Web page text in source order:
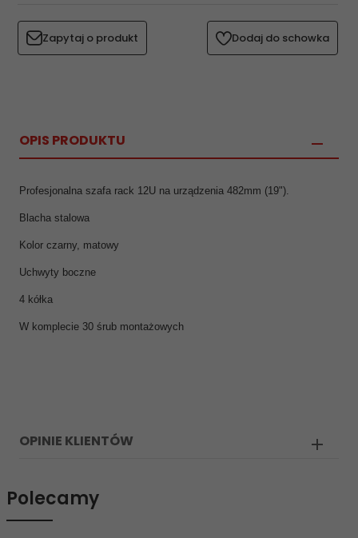
Zapytaj o produkt Dodaj do schowka
OPIS PRODUKTU
Profesjonalna szafa rack 12U na urządzenia 482mm (19").
Blacha stalowa
Kolor czarny, matowy
Uchwyty boczne
4 kółka
W komplecie 30 śrub montażowych
OPINIE KLIENTÓW
Polecamy